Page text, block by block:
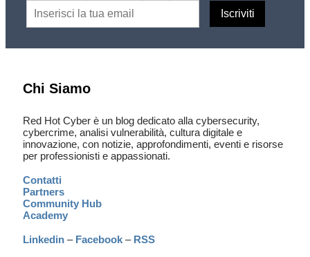
Chi Siamo
Red Hot Cyber è un blog dedicato alla cybersecurity,
cybercrime, analisi vulnerabilità, cultura digitale e
innovazione, con notizie, approfondimenti, eventi e risorse
per professionisti e appassionati.
Contatti
Partners
Community Hub
Academy
Linkedin – Facebook – RSS